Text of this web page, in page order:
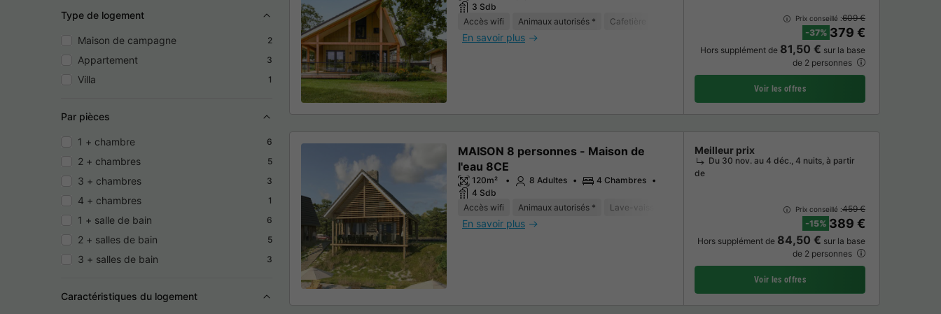
Type de logement
Maison de campagne 2
Appartement 3
Villa 1
Par pièces
1 + chambre 6
2 + chambres 5
3 + chambres 3
4 + chambres 1
1 + salle de bain 6
2 + salles de bain 5
3 + salles de bain 3
Caractéristiques du logement
3 Sdb
Accès wifi
Animaux autorisés * Cafetière Réfrigérateur Salon de jardin
En savoir plus
Prix conseillé :609 €
-37% 379 €
Hors supplément de 81,50 € sur la base
de 2 personnes
Voir les offres
MAISON 8 personnes - Maison de
l'eau 8CE
120m² 8 Adultes
4 Chambres
4 Sdb
Accès wifi
Animaux autorisés * Lave-vaisselle Réfrigérateur Salon de jardin
En savoir plus
Meilleur prix
Du 30 nov. au 4 déc., 4 nuits, à partir
de
Prix conseillé :459 €
-15% 389 €
Hors supplément de 84,50 € sur la base
de 2 personnes
Voir les offres